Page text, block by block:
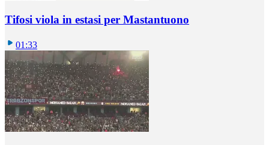
Tifosi viola in estasi per Mastantuono
01:33